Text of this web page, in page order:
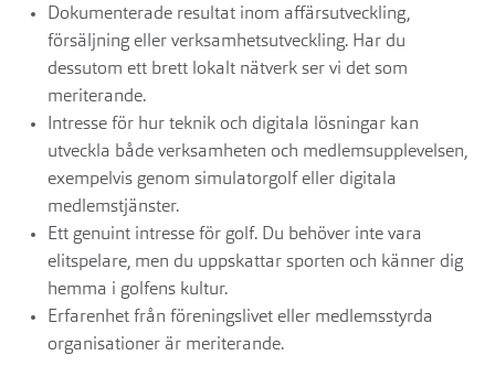
Dokumenterade resultat inom affärsutveckling,
försäljning eller verksamhetsutveckling. Har du
dessutom ett brett lokalt nätverk ser vi det som
meriterande.
Intresse för hur teknik och digitala lösningar kan
utveckla både verksamheten och medlemsupplevelsen,
exempelvis genom simulatorgolf eller digitala
medlemstjänster.
Ett genuint intresse för golf. Du behöver inte vara
elitspelare, men du uppskattar sporten och känner dig
hemma i golfens kultur.
Erfarenhet från föreningslivet eller medlemsstyrda
organisationer är meriterande.